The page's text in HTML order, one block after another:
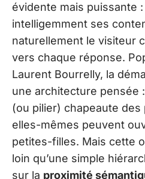
évidente mais puissante
intelligemment ses
naturellement le visiteur
vers chaque réponse.
Laurent Bourrelly, la
une architecture pensée
(ou pilier) chapeaute des
elles-mêmes peuvent
petites-filles. Mais cette
loin qu’une simple
sur la proximité